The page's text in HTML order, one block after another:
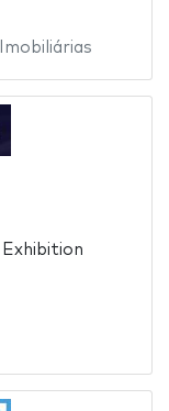
Imobiliárias